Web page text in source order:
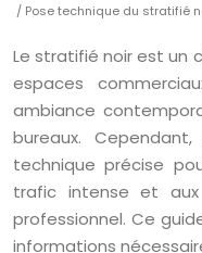
/ Pose technique du stratifié
Le stratifié noir est un
espaces
ambiance
bureaux.
technique précise
trafic intense et aux
professionnel. Ce
informations